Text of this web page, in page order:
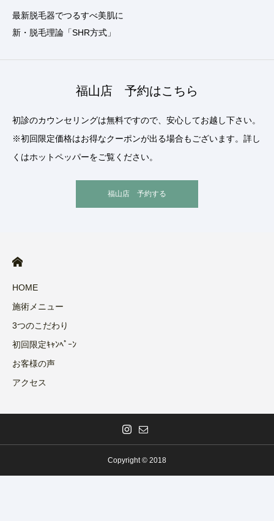
最新脱毛器でつるすべ美肌に
新・脱毛理論「SHR方式」
福山店 予約はこちら
初診のカウンセリングは無料ですので、安心してお越し下さい。
※初回限定価格はお得なクーポンが出る場合もございます。詳し
くはホットペッパーをご覧ください。
福山店 予約する
HOME
施術メニュー
3つのこだわり
初回限定ｷｬﾝﾍﾟｰﾝ
お客様の声
アクセス
Copyright © 2018